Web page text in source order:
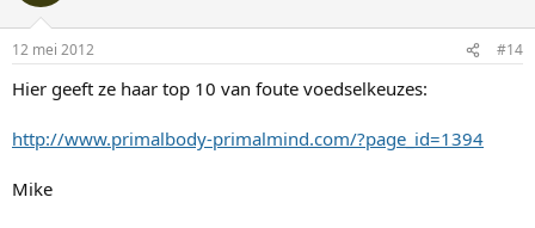
12 mei 2012 #14
Hier geeft ze haar top 10 van foute voedselkeuzes:
http://www.primalbody-primalmind.com/?page_id=1394
Mike